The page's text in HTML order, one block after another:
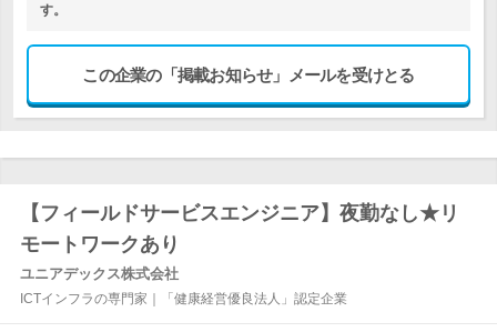
す。
この企業の「掲載お知らせ」メールを受けとる
【フィールドサービスエンジニア】夜勤なし★リ
モートワークあり
ユニアデックス株式会社
ICTインフラの専門家｜「健康経営優良法人」認定企業